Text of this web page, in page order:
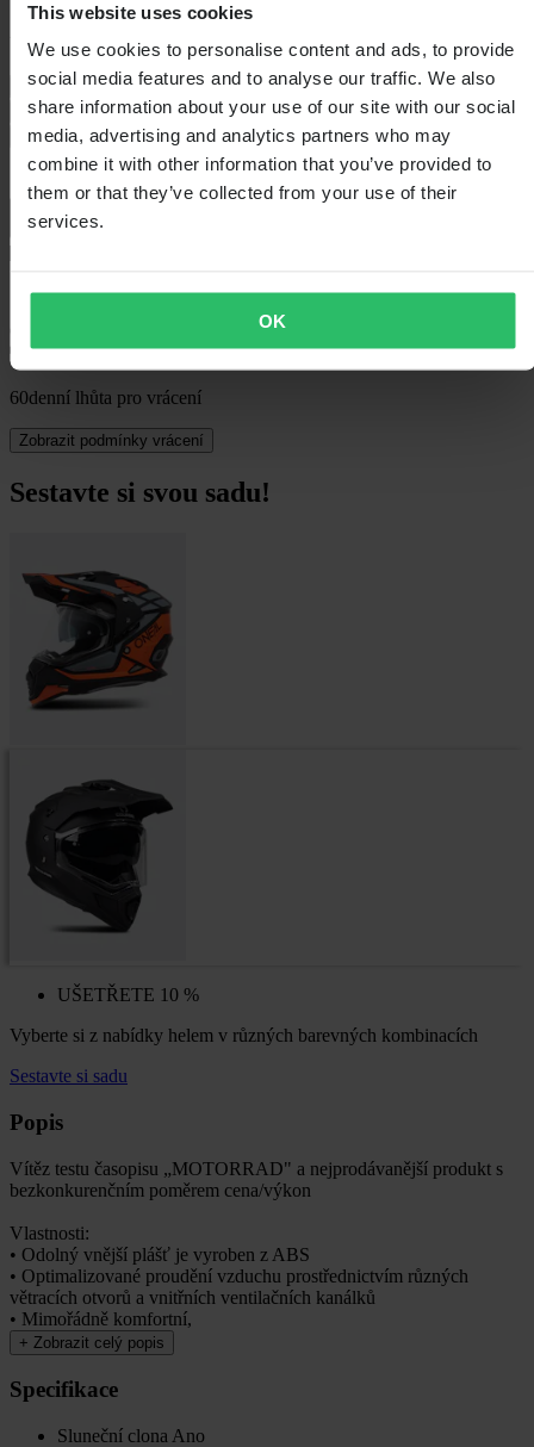
This website uses cookies
We use cookies to personalise content and ads, to provide
social media features and to analyse our traffic. We also
share information about your use of our site with our social
media, advertising and analytics partners who may
combine it with other information that you’ve provided to
them or that they’ve collected from your use of their
services.
OK
Vyberte velikost helmy
Průvodce velikostmi
S
M L XL XXL Nízký stav zásob
Přidat do košíku
Standardní 3–5 dní
60denní lhůta pro vrácení
Zobrazit podmínky vrácení
Sestavte si svou sadu!
UŠETŘETE 10 %
Vyberte si z nabídky helem v různých barevných kombinacích
Sestavte si sadu
Popis
Vítěz testu časopisu „MOTORRAD" a nejprodávanější produkt s
bezkonkurenčním poměrem cena/výkon
Vlastnosti:
• Odolný vnější plášť je vyroben z ABS
• Optimalizované proudění vzduchu prostřednictvím různých
větracích otvorů a vnitřních ventilačních kanálků
• Mimořádně komfortní,
+ Zobrazit celý popis
Specifikace
Sluneční clona Ano